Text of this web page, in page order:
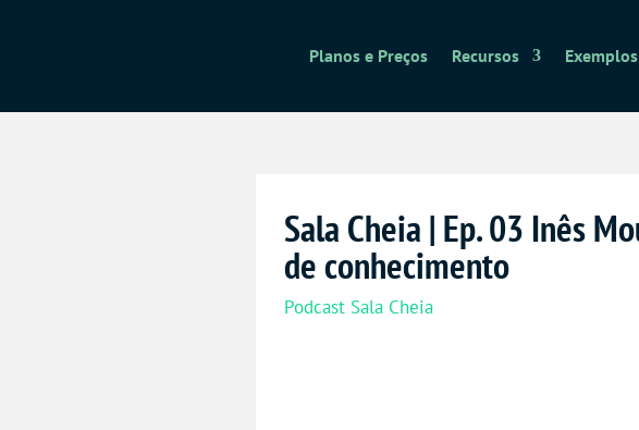
Planos e Preços Recursos Exemplos
Sala Cheia | Ep. 03 Inês
de conhecimento
Podcast Sala Cheia